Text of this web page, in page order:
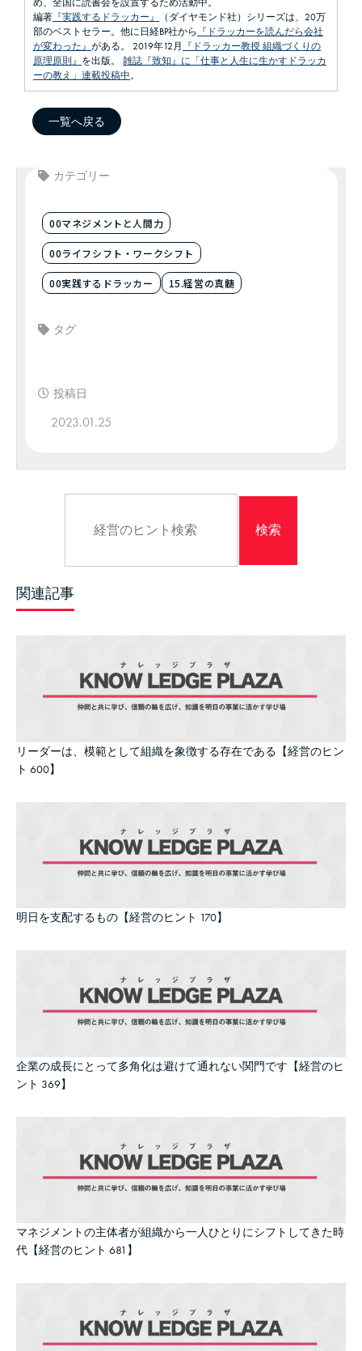
編著 『実践するドラッカー』
（ダイヤモンド社）シリーズは、20万
部のベストセラー。他に日経BP社から 『ドラッカーを読んだら会社
が変わった』 がある。 2019年12月 『ドラッカー教授 組織づくりの
原理原則』 を出版。 雑誌『致知』に「仕事と人生に生かすドラッカ
ーの教え」連載投稿中。
一覧へ戻る
カテゴリー
00マネジメントと人間力
00ライフシフト・ワークシフト
00実践するドラッカー 15.経営の真髄
タグ
投稿日
2023.01.25
関連記事
リーダーは、模範として組織を象徴する存在である【経営のヒン
ト 600】
明日を支配するもの【経営のヒント 170】
企業の成長にとって多角化は避けて通れない関門です【経営のヒ
ント 369】
マネジメントの主体者が組織から一人ひとりにシフトしてきた時
代【経営のヒント 681】